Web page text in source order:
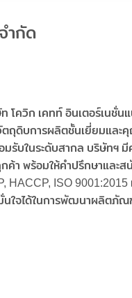
ากัด
โควิก เคทท์ อินเตอร์เนชั่น
ตถุดิบการผลิตชั้นเยี่ยมแล
รับในระดับสากล บริษัทฯ มี
ค้า พร้อมให้คำปรึกษาและ
HACCP, ISO 9001:2015
ใจได้ในการพัฒนาผลิตภั